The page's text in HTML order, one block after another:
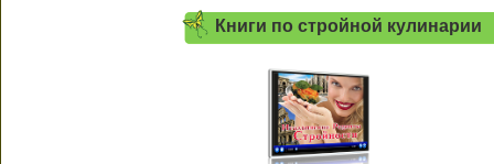
Книги по стройной кулинарии